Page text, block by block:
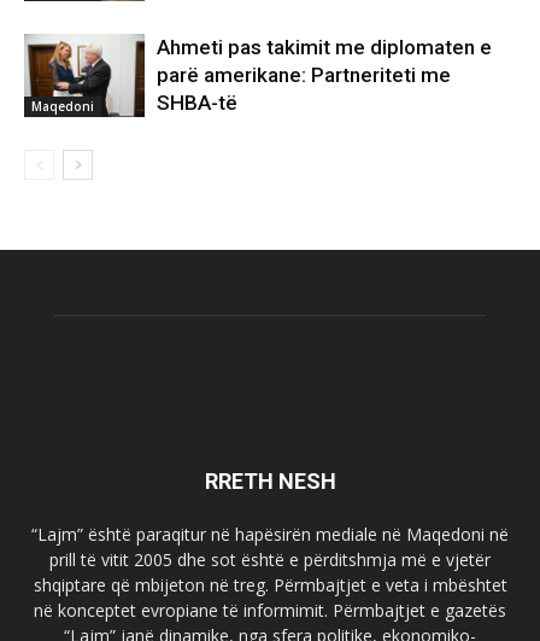
Maqedoni
Ahmeti pas takimit me diplomaten e
parë amerikane: Partneriteti me
SHBA-të
RRETH NESH
“Lajm” është paraqitur në hapësirën mediale në Maqedoni në
prill të vitit 2005 dhe sot është e përditshmja më e vjetër
shqiptare që mbijeton në treg. Përmbajtjet e veta i mbështet
në konceptet evropiane të informimit. Përmbajtjet e gazetës
“Lajm” janë dinamike, nga sfera politike, ekonomiko-